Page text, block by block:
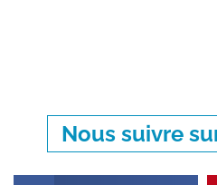
Nous suivre